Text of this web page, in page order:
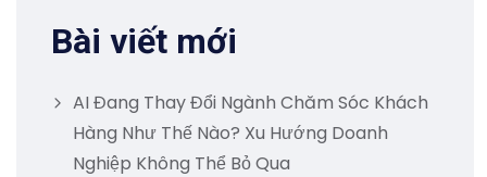
Bài viết mới
AI Đang Thay Đổi Ngành Chăm Sóc Khách
Hàng Như Thế Nào? Xu Hướng Doanh
Nghiệp Không Thể Bỏ Qua